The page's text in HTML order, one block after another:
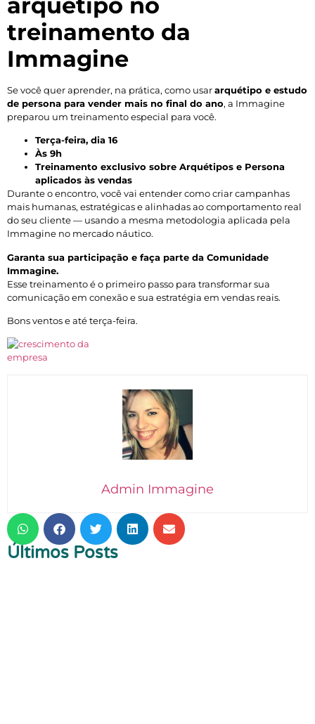
treinamento da
Immagine
Se você quer aprender, na prática, como usararquétipo e estudo
de persona para vender mais no final do ano, a Immagine
preparou um treinamento especial para você.
Terça-feira, dia 16
Às 9h
Treinamento exclusivo sobre Arquétipos e Persona
aplicados às vendas
Durante o encontro, você vai entender como criar campanhas
mais humanas, estratégicas e alinhadas ao comportamento real
do seu cliente — usando a mesma metodologia aplicada pela
Immagine no mercado náutico.
Garanta sua participação e faça parte da Comunidade
Immagine.
Esse treinamento é o primeiro passo para transformar sua
comunicação em conexão e sua estratégia em vendas reais.
Bons ventos e até terça-feira.
Admin Immagine
Últimos Posts